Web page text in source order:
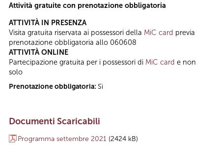
Attività gratuite con prenotazione obbligatoria
ATTIVITÀ IN PRESENZA
Visita gratuita riservata ai possessori della MiC card previa
prenotazione obbligatoria allo 060608
ATTIVITÀ ONLINE
Partecipazione gratuita per i possessori di MiC card e non
solo
Prenotazione obbligatoria: Sì
Documenti Scaricabili
Programma settembre 2021 (2424 kB)